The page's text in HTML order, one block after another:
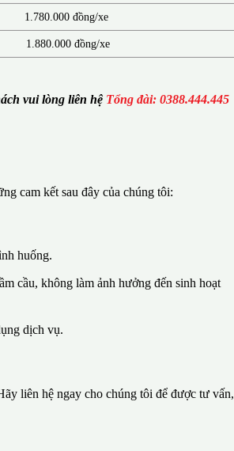
1.780.000 đồng/xe
1.880.000 đồng/xe
vui lòng liên hệ Tổng đài: 0388.444.445
cam kết sau đây của chúng tôi:
huống.
cầu, không làm ảnh hưởng đến sinh hoạt
dịch vụ.
liên hệ ngay cho chúng tôi để được tư vấn,